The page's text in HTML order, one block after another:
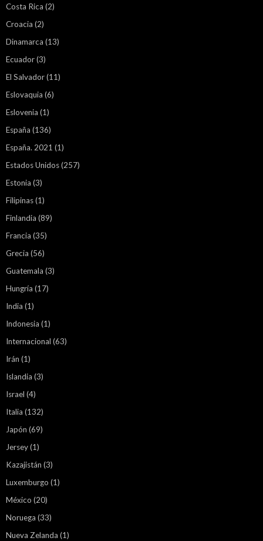
Costa Rica (2)
Croacia (2)
Dinamarca (13)
Ecuador(3)
El Salvador(11)
Eslovaquia (6)
Eslovenia (1)
España (136)
España. 2021 (1)
Estados Unidos(257)
Estonia (3)
Filipinas(1)
Finlandia (89)
Francia (35)
Grecia (56)
Guatemala (3)
Hungría (17)
India (1)
Indonesia (1)
Internacional (63)
Irán (1)
Islandia (3)
Israel (4)
Italia (132)
Japón (69)
Jersey(1)
Kazajistán (3)
Luxemburgo (1)
México (20)
Noruega (33)
Nueva Zelanda (1)